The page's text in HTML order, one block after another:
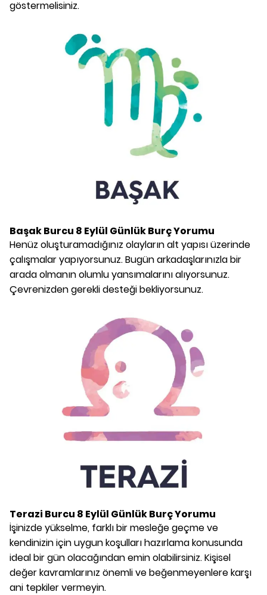
göstermelisiniz.
Başak Burcu 8 Eylül Günlük Burç Yorumu
Henüz oluşturamadığınız olayların alt yapısı üzerinde
çalışmalar yapıyorsunuz. Bugün arkadaşlarınızla bir
arada olmanın olumlu yansımalarını alıyorsunuz.
Çevrenizden gerekli desteği bekliyorsunuz.
Terazi Burcu 8 Eylül Günlük Burç Yorumu
İşinizde yükselme, farklı bir mesleğe geçme ve
kendinizin için uygun koşulları hazırlama konusunda
ideal bir gün olacağından emin olabilirsiniz. Kişisel
değer kavramlarınız önemli ve beğenmeyenlere karşı
ani tepkiler vermeyin.